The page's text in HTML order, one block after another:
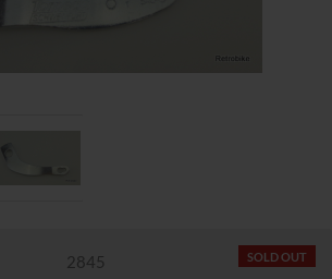
SOLD OUT
2845